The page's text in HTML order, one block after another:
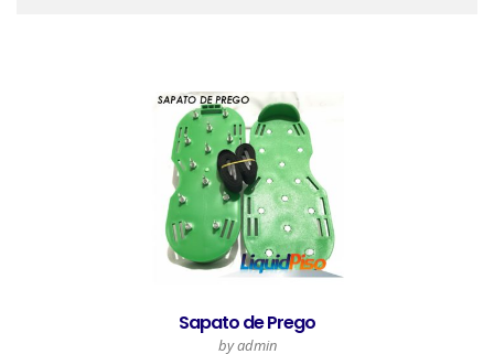
Sapato de Prego
by admin